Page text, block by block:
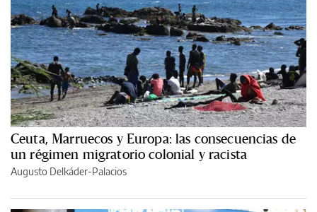
Ceuta, Marruecos y Europa: las consecuencias de
un régimen migratorio colonial y racista
Augusto Delkáder-Palacios